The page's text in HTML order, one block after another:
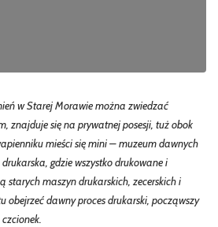
w Starej Morawie można zwiedzać
znajduje się na prywatnej posesji, tuż obok
mieści się mini – muzeum dawnych
gdzie wszystko drukowane i
starych maszyn drukarskich, zecerskich i
obejrzeć dawny proces drukarski, począwszy